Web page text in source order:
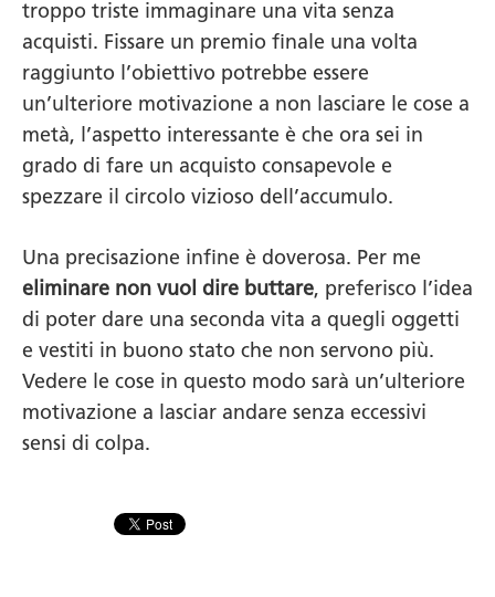
troppo triste immaginare una vita senza
acquisti. Fissare un premio finale una volta
raggiunto l’obiettivo potrebbe essere
un’ulteriore motivazione a non lasciare le cose a
metà, l’aspetto interessante è che ora sei in
grado di fare un acquisto consapevole e
spezzare il circolo vizioso dell’accumulo.
Una precisazione infine è doverosa. Per me
eliminare non vuol dire buttare, preferisco l’idea
di poter dare una seconda vita a quegli oggetti
e vestiti in buono stato che non servono più.
Vedere le cose in questo modo sarà un’ulteriore
motivazione a lasciar andare senza eccessivi
sensi di colpa.